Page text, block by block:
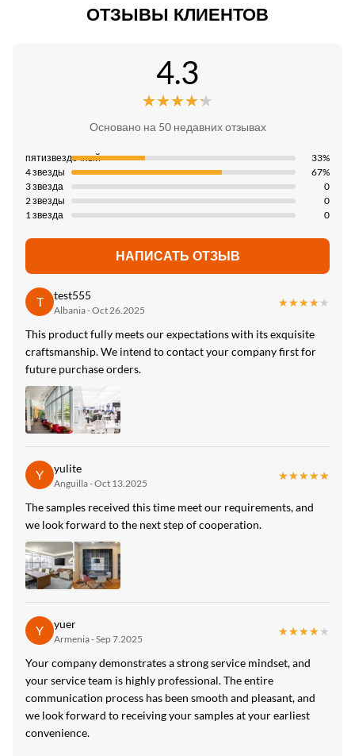
Moistureproof:
Shape:
Square.etc
Индивидуальные
Администрация, коммерция, развлечения, домашнее
хозяйство, панель на стенах помещений
High Light:
Высокие панели стены мрамора pvc ЛЮБИМЦА лоска
Панели стены мрамора pvc лоска Bathroom высокие
Доска угля высокого лоска Bathroom бамбуковая
Модель продукта:
Вести переговоры
Пропускная способность:
6000 метров за несколько дней
ОТЗЫВЫ КЛИЕНТОВ
4.3
★★★★★
★★★★★
Основано на 50 недавних отзывах
пятизвездочный
33%
4 звезды
67%
3 звезда
0
2 звезды
0
1 звезда
0
НАПИСАТЬ ОТЗЫВ
T test555
Albania - Oct 26.2025
★★★★★
★★★★★
This product fully meets our expectations with its exquisite
craftsmanship. We intend to contact your company first for
future purchase orders.
Y yulite
Anguilla - Oct 13.2025
★★★★★
★★★★★
The samples received this time meet our requirements, and
we look forward to the next step of cooperation.
Y yuer
Armenia - Sep 7.2025
★★★★★
★★★★★
Your company demonstrates a strong service mindset, and
your service team is highly professional. The entire
communication process has been smooth and pleasant, and
we look forward to receiving your samples at your earliest
convenience.